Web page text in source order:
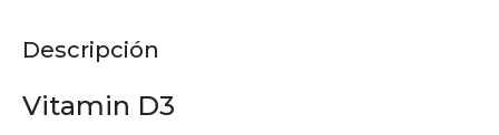
Descripción
Vitamin D3